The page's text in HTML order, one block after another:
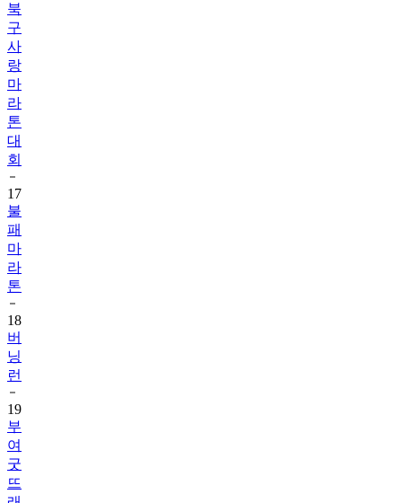
북
구
사
랑
마
라
톤
대
회
17
불
패
마
라
톤
18
버
닝
런
19
부
여
굿
뜨